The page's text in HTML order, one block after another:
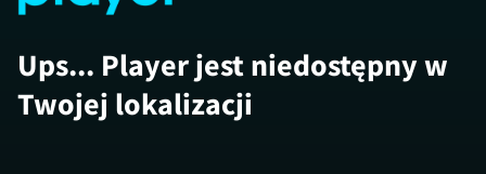
Ups... Player jest niedostępny w
Twojej lokalizacji